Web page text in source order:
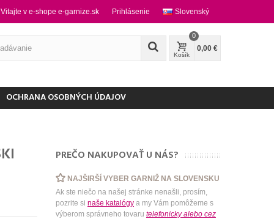
Slovenský
Vitajte v e-shope e-garnize.sk Prihlásenie
Košík
0
0,00 €
OCHRANA OSOBNÝCH ÚDAJOV
PREČO NAKUPOVAŤ U NÁS?
NAJŠIRŠÍ VYBER GARNIŽ NA SLOVENSKU
Ak ste niečo na našej stránke nenašli, prosím,
pozrite si naše katalógya my Vám pomôžeme s
výberom správneho tovaru telefonicky alebo cez